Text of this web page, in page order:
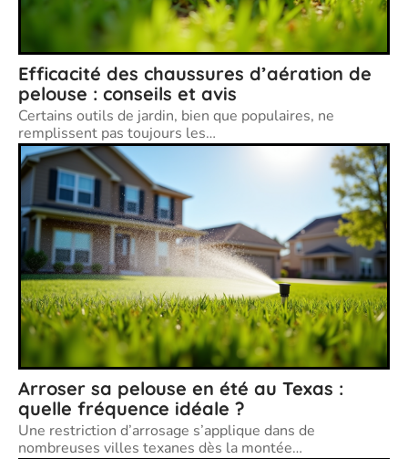
Efficacité des chaussures d’aération de
pelouse : conseils et avis
Certains outils de jardin, bien que populaires, ne
remplissent pas toujours les…
Arroser sa pelouse en été au Texas :
quelle fréquence idéale ?
Une restriction d’arrosage s’applique dans de
nombreuses villes texanes dès la montée…